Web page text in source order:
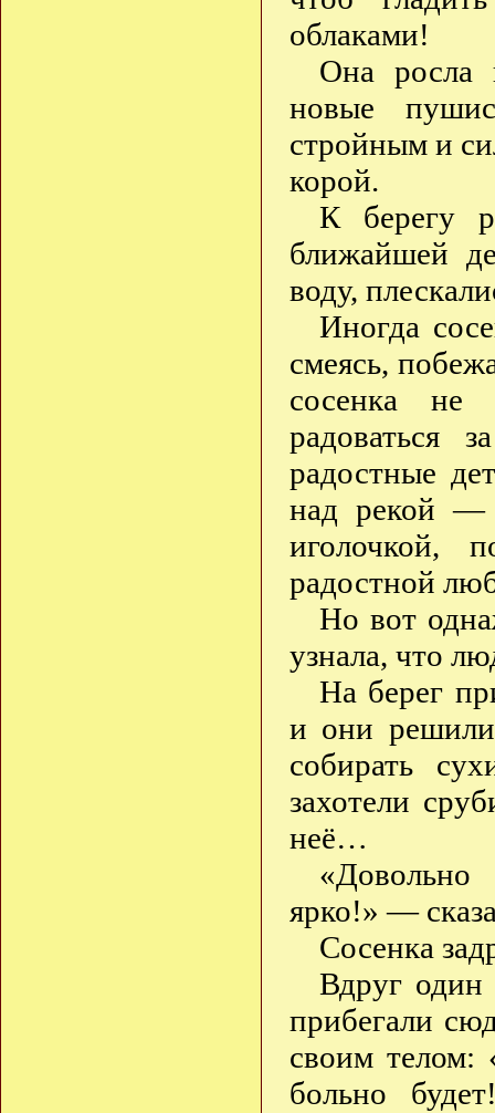
облаками!
Она росла
новые
стройным и
корой.
К берегу
ближайшей
воду,
Иногда
смеясь,
сосенка не
радоваться
радостные
над рекой —
иголочкой,
радостной
Но вот
узнала, что
На берег
и они
собирать
захотели
неё…
«Довольно
ярко!» —
Сосенка
Вдруг один
прибегали
своим
больно